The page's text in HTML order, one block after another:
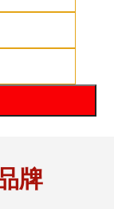
牌